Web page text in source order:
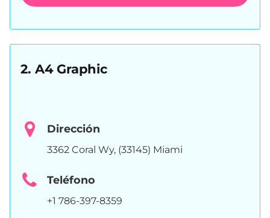
2. A4 Graphic
Dirección
3362 Coral Wy, (33145) Miami
Teléfono
+1 786-397-8359